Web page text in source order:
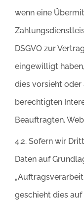
wenn eine
DSGVO zur
eingewilligt
dies vorsieht oder
berechtigten
Beauftragten,
4.2. Sofern wir
Daten auf
geschieht dies auf